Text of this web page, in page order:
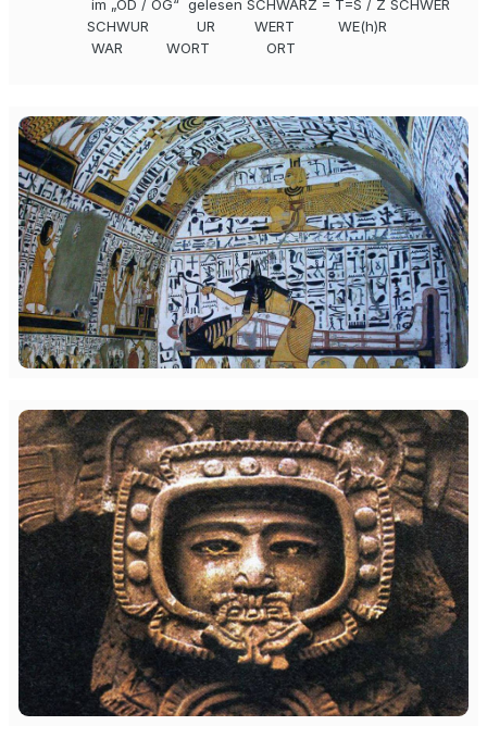
im „OD / OG“ gelesen SCHWARZ = T=S / Z SCHWER
SCHWUR UR WERT WE(h)R
WAR WORT ORT